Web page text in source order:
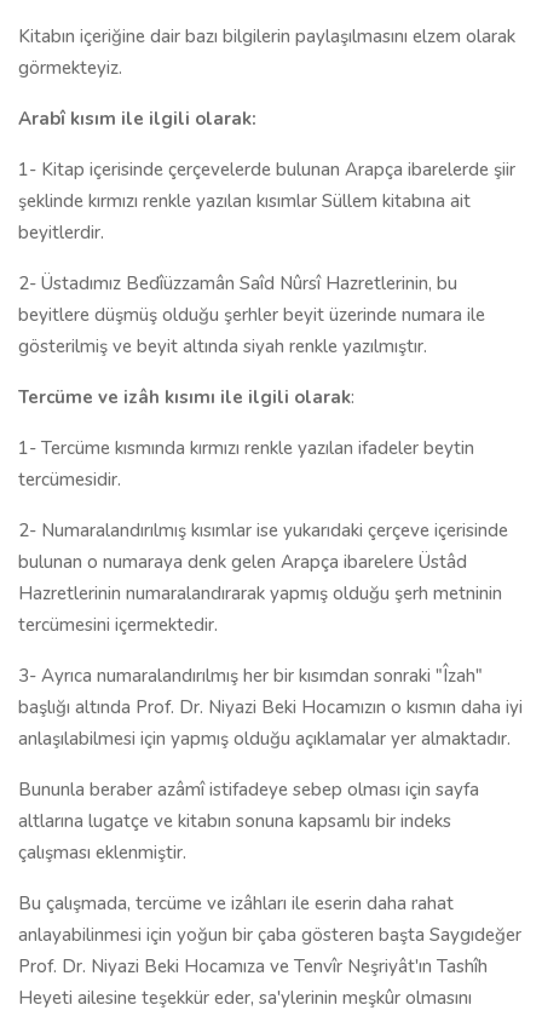
Kitabın içeriğine dair bazı bilgilerin paylaşılmasını elzem olarak
görmekteyiz.
Arabî kısım ile ilgili olarak:
1- Kitap içerisinde çerçevelerde bulunan Arapça ibarelerde şiir
şeklinde kırmızı renkle yazılan kısımlar Süllem kitabına ait
beyitlerdir.
2- Üstadımız Bedîüzzamân Saîd Nûrsî Hazretlerinin, bu
beyitlere düşmüş olduğu şerhler beyit üzerinde numara ile
gösterilmiş ve beyit altında siyah renkle yazılmıştır.
Tercüme ve izâh kısımı ile ilgili olarak:
1- Tercüme kısmında kırmızı renkle yazılan ifadeler beytin
tercümesidir.
2- Numaralandırılmış kısımlar ise yukarıdaki çerçeve içerisinde
bulunan o numaraya denk gelen Arapça ibarelere Üstâd
Hazretlerinin numaralandırarak yapmış olduğu şerh metninin
tercümesini içermektedir.
3- Ayrıca numaralandırılmış her bir kısımdan sonraki "Îzah"
başlığı altında Prof. Dr. Niyazi Beki Hocamızın o kısmın daha iyi
anlaşılabilmesi için yapmış olduğu açıklamalar yer almaktadır.
Bununla beraber azâmî istifadeye sebep olması için sayfa
altlarına lugatçe ve kitabın sonuna kapsamlı bir indeks
çalışması eklenmiştir.
Bu çalışmada, tercüme ve izâhları ile eserin daha rahat
anlayabilinmesi için yoğun bir çaba gösteren başta Saygıdeğer
Prof. Dr. Niyazi Beki Hocamıza ve Tenvîr Neşriyât'ın Tashîh
Heyeti ailesine teşekkür eder, sa'ylerinin meşkûr olmasını